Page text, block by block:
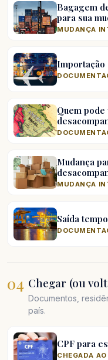
Bagagem
para sua
MUDANÇA
Importação
Quem
Mudança
MUDANÇA
Saída
04 Chegar (ou
Documentos,
país.
CPF para
CHEGADA